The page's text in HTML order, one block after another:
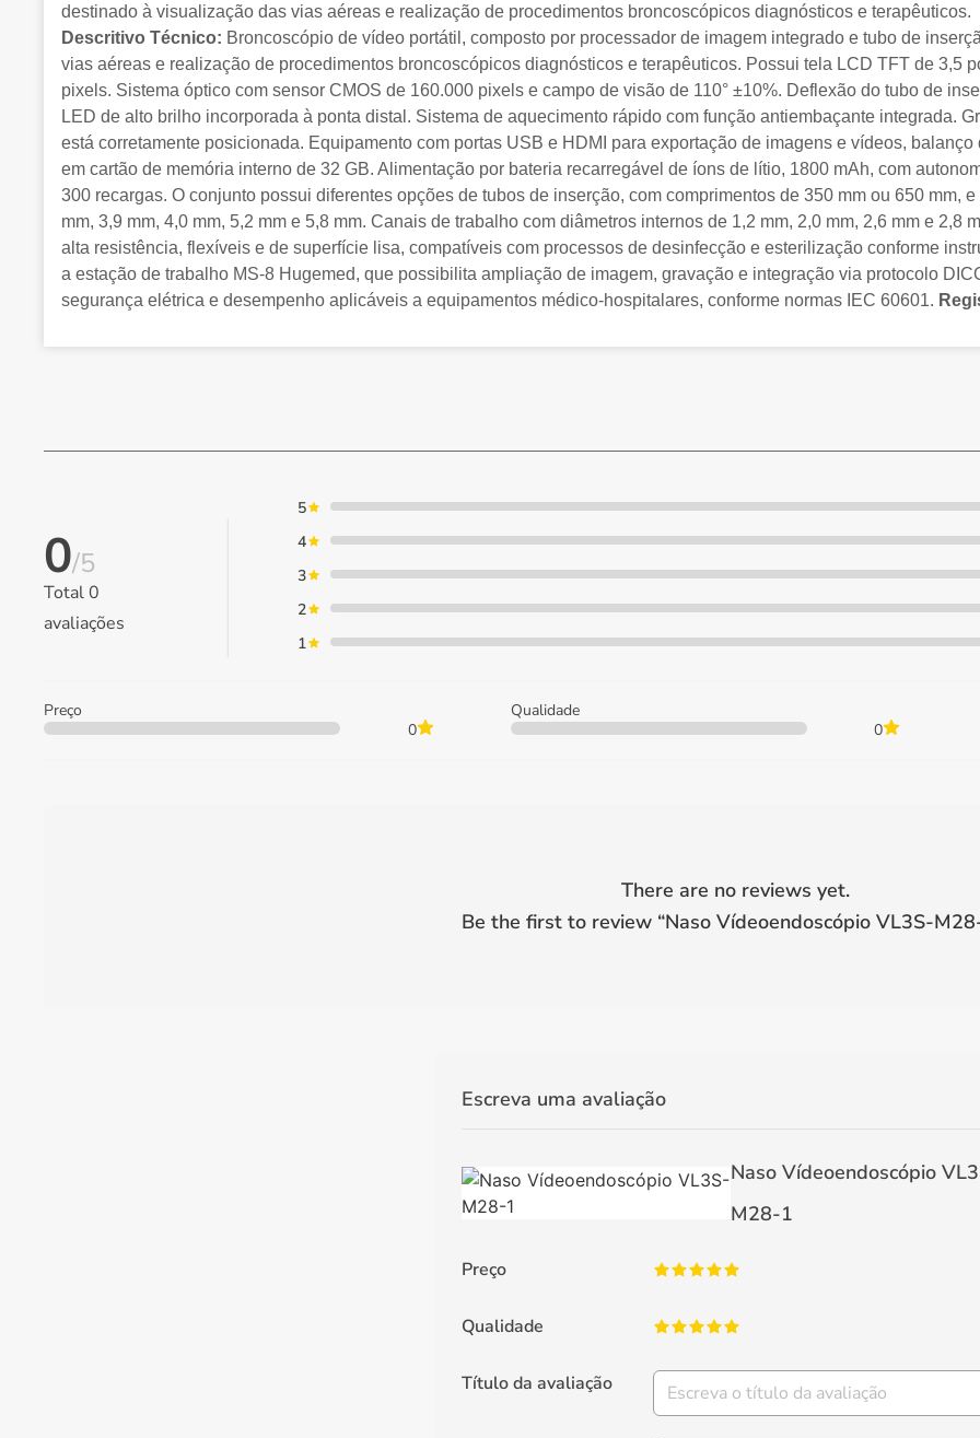
destinado à visualização das vias aéreas e realização de procedimentos broncoscópicos diagnósticos e terapêuticos.
Descritivo Técnico: Broncoscópio de vídeo portátil, composto por processador de imagem integrado e tubo de
vias aéreas e realização de procedimentos broncoscópicos diagnósticos e terapêuticos. Possui tela LCD TFT de 3,5
pixels. Sistema óptico com sensor CMOS de 160.000 pixels e campo de visão de 110° ±10%. Deflexão do tubo de
LED de alto brilho incorporada à ponta distal. Sistema de aquecimento rápido com função antiembaçante integrada.
está corretamente posicionada. Equipamento com portas USB e HDMI para exportação de imagens e vídeos,
em cartão de memória interno de 32 GB. Alimentação por bateria recarregável de íons de lítio, 1800 mAh, com
300 recargas. O conjunto possui diferentes opções de tubos de inserção, com comprimentos de 350 mm ou 650 mm,
mm, 3,9 mm, 4,0 mm, 5,2 mm e 5,8 mm. Canais de trabalho com diâmetros internos de 1,2 mm, 2,0 mm, 2,6 mm e 2,8
alta resistência, flexíveis e de superfície lisa, compatíveis com processos de desinfecção e esterilização conforme
a estação de trabalho MS-8 Hugemed, que possibilita ampliação de imagem, gravação e integração via protocolo
segurança elétrica e desempenho aplicáveis a equipamentos médico-hospitalares, conforme normas IEC 60601.
0/5
Total0
avaliações
5
4
3
2
1
Preço
0
Qualidade
0
There are no reviews yet.
Be the first to review “Naso Vídeoendoscópio VL3S-
Escreva uma avaliação
Naso Vídeoendoscópio
M28-1
Preço
Qualidade
Título da avaliação